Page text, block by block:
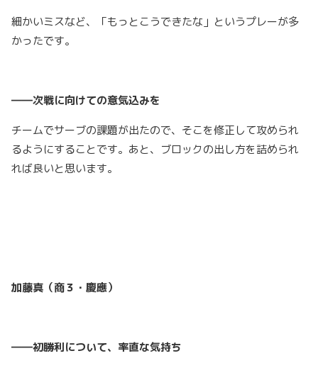
細かいミスなど、「もっとこうできたな」というプレーが多
かったです。
――次戦に向けての意気込みを
チームでサーブの課題が出たので、そこを修正して攻められ
るようにすることです。あと、ブロックの出し方を詰められ
れば良いと思います。
加藤真（商３・慶應）
――初勝利について、率直な気持ち